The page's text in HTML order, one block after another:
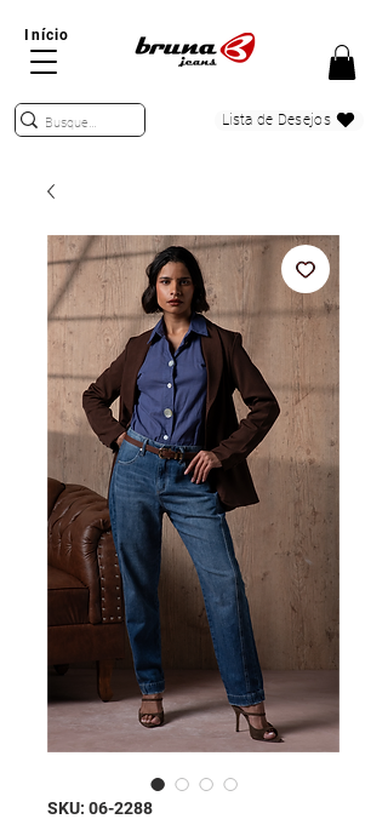
Início
Lista de Desejos
SKU: 06-2288